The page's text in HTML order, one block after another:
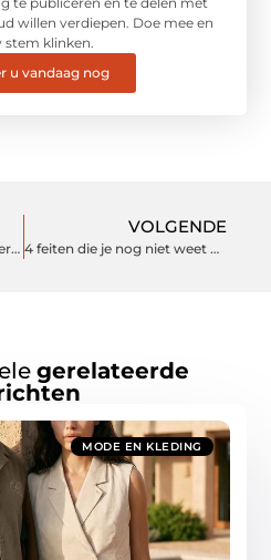
willen verdiepen. Doe mee en
stem klinken.
u vandaag nog
Benodigdheden voor het verven van jouw huis!
VOLGENDE
4 feiten die je nog niet weet over een haartransplantatie
gerelateerde
MODE EN KLEDING